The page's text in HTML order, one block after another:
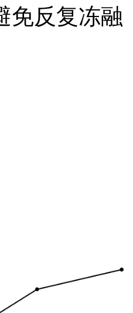
免反复冻融